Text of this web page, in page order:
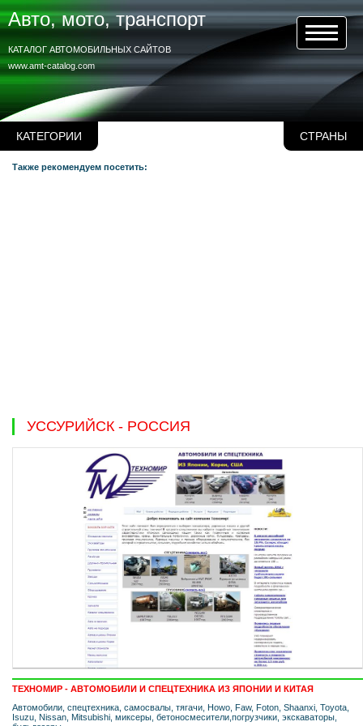
КАТЕГОРИИ СТРАНЫ
Авто, мото, транспорт
www.amt-catalog.com
КАТАЛОГ АВТОМОБИЛЬНЫХ САЙТОВ
Также рекомендуем посетить:
УССУРИЙСК - РОССИЯ
ТЕХНОМИР - АВТОМОБИЛИ И СПЕЦТЕХНИКА ИЗ ЯПОНИИ И КИТАЯ
Автомобили, спецтехника, самосвалы, тягачи, Howo, Faw, Foton, Shaanxi, Toyota,
Isuzu, Nissan, Mitsubishi, миксеры, бетоносмесители,погрузчики, экскаваторы,